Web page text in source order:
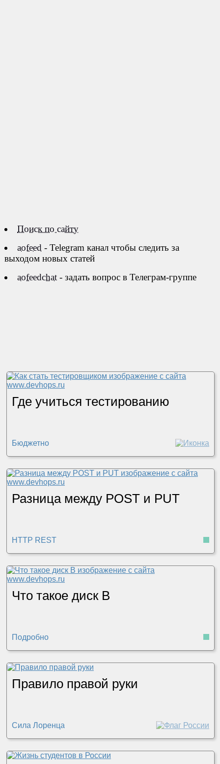
Поиск по сайту
aofeed - Telegram канал чтобы следить за
выходом новых статей
aofeedchat - задать вопрос в Телеграм-группе
Где учиться тестированию
Бюджетно
Разница между POST и PUT
HTTP REST
Что такое диск B
Подробно
Правило правой руки
Сила Лоренца